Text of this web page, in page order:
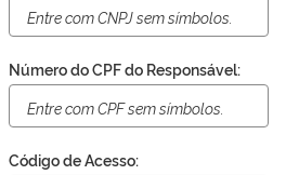
Número do CPF do Responsável:
Código de Acesso: